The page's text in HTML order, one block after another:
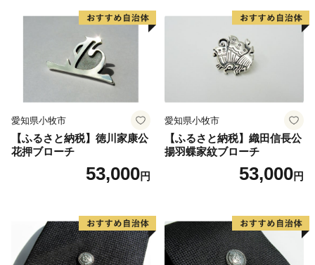
お問い合わせ先：桜川市 ふるさと納税担当窓口
電 話 番 号：050-3108-1677（午前8時30分～午後5
時30分（土・日・祝除く））
メールアドレス：sakuragawa@furusato-g.com
………………………………………………………■□■
愛知県小牧市
【ふるさと納税】徳川家康公
花押ブローチ
53,000円
愛知県小牧市
【ふるさと納税】織田信長公
揚羽蝶家紋ブローチ
53,000円